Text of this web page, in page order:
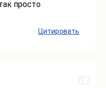
просто
Цитировать